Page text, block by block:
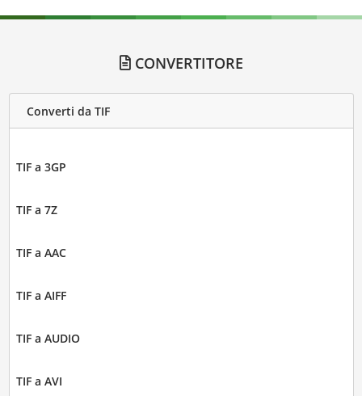
CONVERTITORE
Converti da TIF
TIF a 3GP
TIF a 7Z
TIF a AAC
TIF a AIFF
TIF a AUDIO
TIF a AVI